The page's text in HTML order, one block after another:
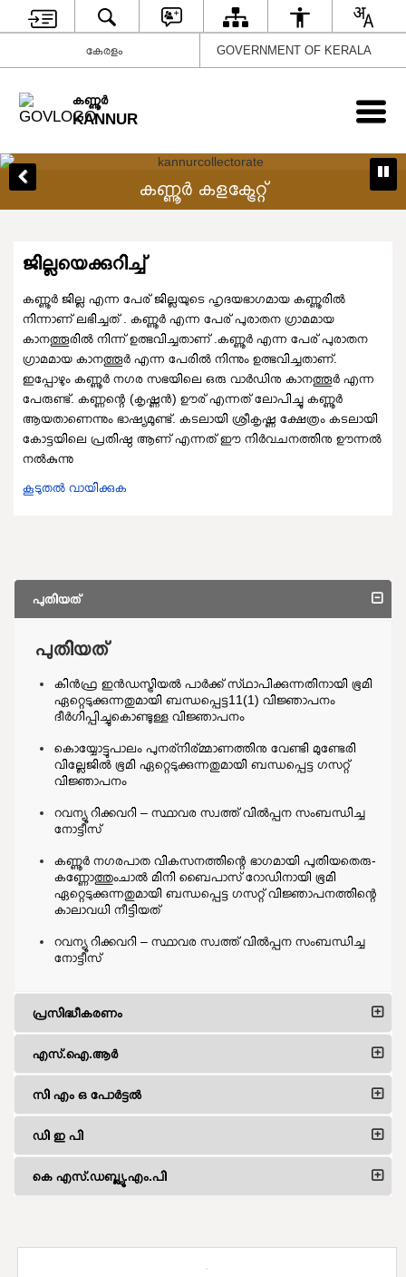
കേരളം GOVERNMENT OF KERALA
കണ്ണൂര്‍
KANNUR
കണ്ണൂർ കളക്ട്രേറ്റ്
ജില്ലയെക്കുറിച്ച്
കണ്ണൂർ ജില്ല എന്ന പേര് ജില്ലയുടെ ഹൃദയഭാഗമായ കണ്ണൂരിൽ
നിന്നാണ് ലഭിച്ചത് . കണ്ണൂർ എന്ന പേര് പുരാതന ഗ്രാമമായ
കാനത്തൂരിൽ നിന്ന് ഉത്ഭവിച്ചതാണ് .കണ്ണൂർ എന്ന പേര് പുരാതന
ഗ്രാമമായ കാനത്തൂർ എന്ന പേരിൽ നിന്നും ഉത്ഭവിച്ചതാണ്.
ഇപ്പോഴും കണ്ണൂർ നഗര സഭയിലെ ഒരു വാർഡിനു കാനത്തൂർ എന്ന
പേരുണ്ട്. കണ്ണന്റെ (കൃഷ്ണൻ) ഊര് എന്നത് ലോപിച്ചു കണ്ണൂർ
ആയതാണെന്നും ഭാഷ്യമുണ്ട്. കടലായി ശ്രീകൃഷ്ണ ക്ഷേത്രം കടലായി
കോട്ടയിലെ പ്രതിഷ്ഠ ആണ് എന്നത് ഈ നിർവചനത്തിനു ഊന്നൽ
നൽകുന്നു
കൂടുതല്‍ വായിക്കുക
പുതിയത്
പുതിയത്
കിൻഫ്ര ഇൻഡസ്ട്രിയൽ പാർക്ക് സ്‌ഥാപിക്കുന്നതിനായി ഭൂമി
ഏറ്റെടുക്കുന്നതുമായി ബന്ധപ്പെട്ട11(1) വിജ്ഞാപനം
ദീർഗിപ്പിച്ചുകൊണ്ടുള്ള വിജ്ഞാപനം
കൊയ്യോട്ടുപാലം പുനര്നിര്മ്മാണത്തിനു വേണ്ടി മുണ്ടേരി
വില്ലേജിൽ ഭൂമി ഏറ്റെടുക്കുന്നതുമായി ബന്ധപ്പെട്ട ഗസറ്റ്
വിജ്ഞാപനം
റവന്യൂ റിക്കവറി – സ്ഥാവര സ്വത്ത് വിൽപ്പന സംബന്ധിച്ച
നോട്ടീസ്
കണ്ണൂർ നഗരപാത വികസനത്തിന്റെ ഭാഗമായി പുതിയതെരു-
കണ്ണോത്തുംചാൽ മിനി ബൈപാസ് റോഡിനായി ഭൂമി
ഏറ്റെടുക്കുന്നതുമായി ബന്ധപ്പെട്ട ഗസറ്റ് വിജ്ഞാപനത്തിന്റെ
കാലാവധി നീട്ടിയത്
റവന്യൂ റിക്കവറി – സ്ഥാവര സ്വത്ത് വിൽപ്പന സംബന്ധിച്ച
നോട്ടീസ്
പ്രസിദ്ധീകരണം
എസ്.ഐ.ആര്‍
സി എം ഒ പോർട്ടൽ
ഡി ഇ പി
കെ എസ്.ഡബ്ല്യൂ.എം.പി